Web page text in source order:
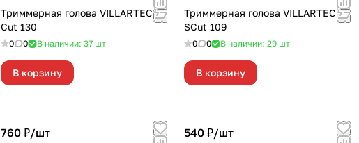
Триммерная голова VILLARTEC A-
Cut 130
0 0 В наличии: 37 шт
В корзину
Триммерная голова VILLARTEC
SCut 109
0 0 В наличии: 29 шт
В корзину
760 ₽/шт 540 ₽/шт